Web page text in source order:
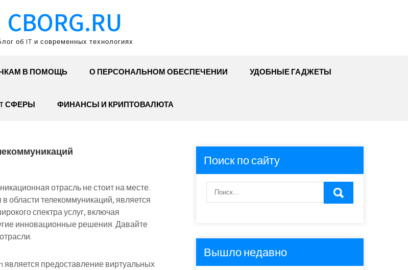
CBORG.RU
об IT и современных технологиях
В ПОМОЩЬ О ПЕРСОНАЛЬНОМ ОБЕСПЕЧЕНИИ УДОБНЫЕ ГАДЖЕТЫ
СФЕРЫ ФИНАНСЫ И КРИПТОВАЛЮТА
отрасль не стоит на месте.
телекоммуникаций, является
спектра услуг, включая
инновационные решения. Давайте
предоставление виртуальных
Поиск по сайту
Вышло недавно